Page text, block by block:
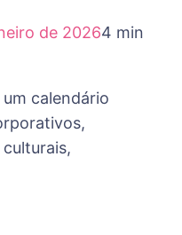
de 20264 min
calendário